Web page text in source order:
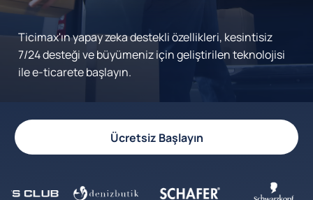
Ticimax'ın yapay zeka destekli özellikleri, kesintisiz
7/24 desteği ve büyümeniz için geliştirilen teknolojisi
ile e-ticarete başlayın.
Ücretsiz Başlayın